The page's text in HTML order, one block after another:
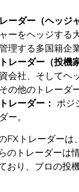
ーダー（ヘッジ
ーをヘッジする
理する多国籍企
レーダー（投機
会社、そしてヘ
の他のトレーダ
レーダー： ポジ
ー。
FXトレーダーは、
のトレーダーは
おり、プロの投